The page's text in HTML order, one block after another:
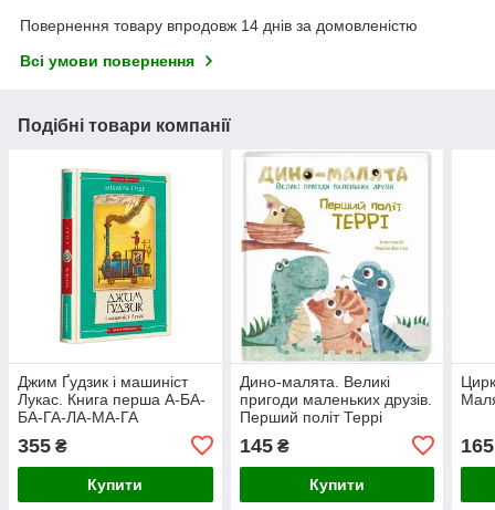
Повернення товару впродовж 14 днів за домовленістю
Всі умови повернення
Подібні товари компанії
Джим Ґудзик і машиніст
Лукас. Книга перша А-БА-
БА-ГА-ЛА-МА-ГА
355 ₴
Купити
Дино-малята. Великі
пригоди маленьких друзів.
Перший політ Террі
145₴
Купити
165